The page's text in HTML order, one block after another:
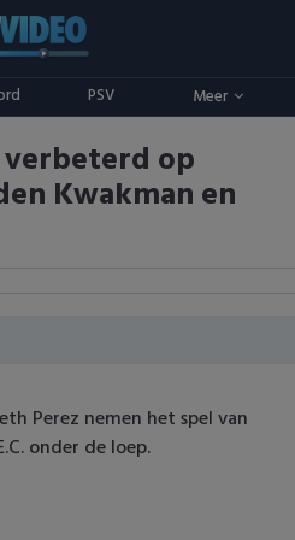
PSV Meer
op
Kwakman en
Perez nemen het spel van
onder de loep.